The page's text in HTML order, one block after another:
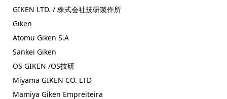
GIKEN LTD. / 株式会社技研製作所
Giken
Atomu Giken S.A
Sankei Giken
OS GIKEN /OS技研
Miyama GIKEN CO. LTD
Mamiya Giken Empreiteira